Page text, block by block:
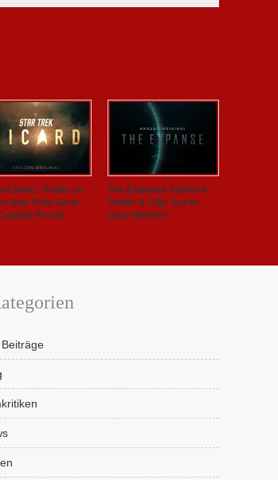
Serie: Trailer zu
Star Trek-Serie
Picard
The Expanse Staffel 4
Trailer & Clip: Auf in
neue Welten?